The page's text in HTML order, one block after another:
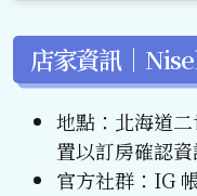
店家資訊｜
地點：北海道
置以訂房確認資
官方社群：IG